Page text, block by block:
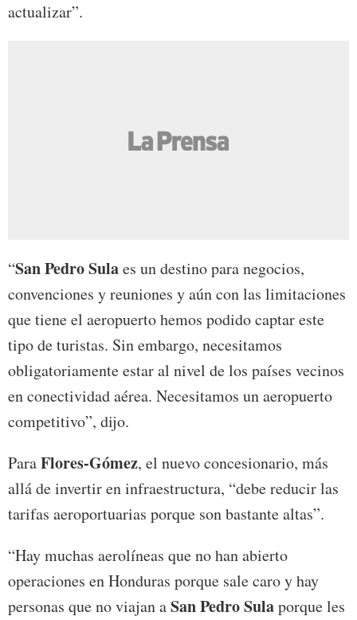
actualizar”.
“San Pedro Sulaes un destino para negocios,
convenciones y reuniones y aún con las limitaciones
que tiene el aeropuerto hemos podido captar este
tipo de turistas. Sin embargo, necesitamos
obligatoriamente estar al nivel de los países vecinos
en conectividad aérea. Necesitamos un aeropuerto
competitivo”, dijo.
ParaFlores-Gómez, el nuevo concesionario, más
allá de invertir en infraestructura, “debe reducir las
tarifas aeroportuarias porque son bastante altas”.
“Hay muchas aerolíneas que no han abierto
operaciones en Honduras porque sale caro y hay
personas que no viajan aSan Pedro Sulaporque les